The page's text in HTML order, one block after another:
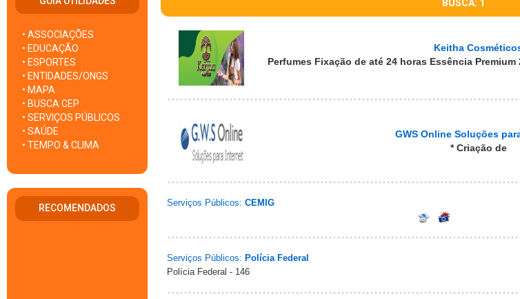
• ASSOCIAÇÕES
• EDUCAÇÃO
• ESPORTES
• ENTIDADES/ONGS
• MAPA
• BUSCA CEP
• SERVIÇOS PÚBLICOS
• SAÚDE
• TEMPO & CLIMA
RECOMENDADOS
BUSCA: 1
Keitha
Perfumes Fixação de até 24 horas Essência Premium
GWS Online Soluções
* Criação de
Serviços Públicos: CEMIG
Serviços Públicos: Polícia Federal
Polícia Federal - 146